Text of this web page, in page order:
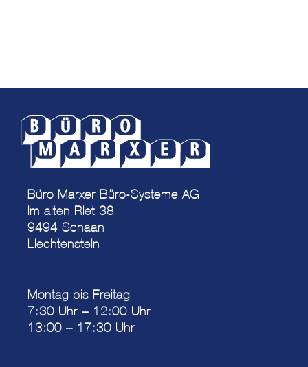
Büro Marxer Büro-Systeme AG
Im alten Riet 38
9494 Schaan
Liechtenstein
Montag bis Freitag
7:30 Uhr – 12:00 Uhr
13:00 – 17:30 Uhr